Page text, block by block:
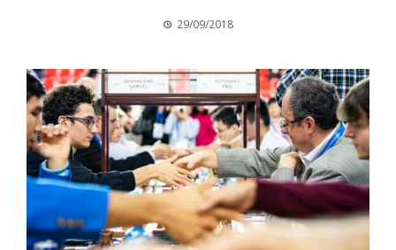
29/09/2018